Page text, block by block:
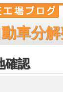
車分
確認